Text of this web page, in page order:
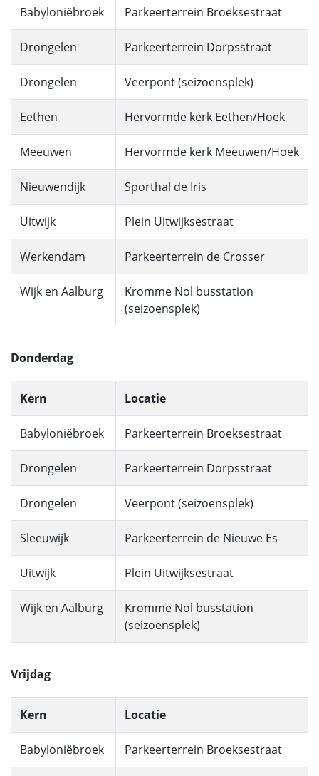
Babyloniëbroek Parkeerterrein Broeksestraat
Drongelen Parkeerterrein Dorpsstraat
Drongelen Veerpont (seizoensplek)
Eethen Hervormde kerk Eethen/Hoek
Meeuwen Hervormde kerk Meeuwen/Hoek
Nieuwendijk Sporthal de Iris
Uitwijk Plein Uitwijksestraat
Werkendam Parkeerterrein de Crosser
Wijk en Aalburg
Kromme Nol busstation
(seizoensplek)
Donderdag
Kern Locatie
Babyloniëbroek Parkeerterrein Broeksestraat
Drongelen Parkeerterrein Dorpsstraat
Drongelen Veerpont (seizoensplek)
Sleeuwijk Parkeerterrein de Nieuwe Es
Uitwijk Plein Uitwijksestraat
Wijk en Aalburg
Kromme Nol busstation
(seizoensplek)
Vrijdag
Kern Locatie
Babyloniëbroek Parkeerterrein Broeksestraat